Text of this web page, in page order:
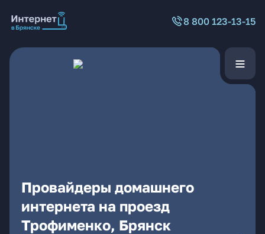
8 800 123-13-15
Провайдеры домашнего
интернета на проезд
Трофименко, Брянск